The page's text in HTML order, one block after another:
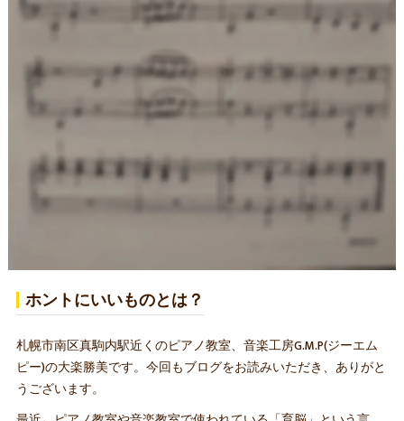
ホントにいいものとは？
札幌市南区真駒内駅近くのピアノ教室、音楽工房G.M.P(ジーエム
ピー)の大楽勝美です。今回もブログをお読みいただき、ありがと
うございます。